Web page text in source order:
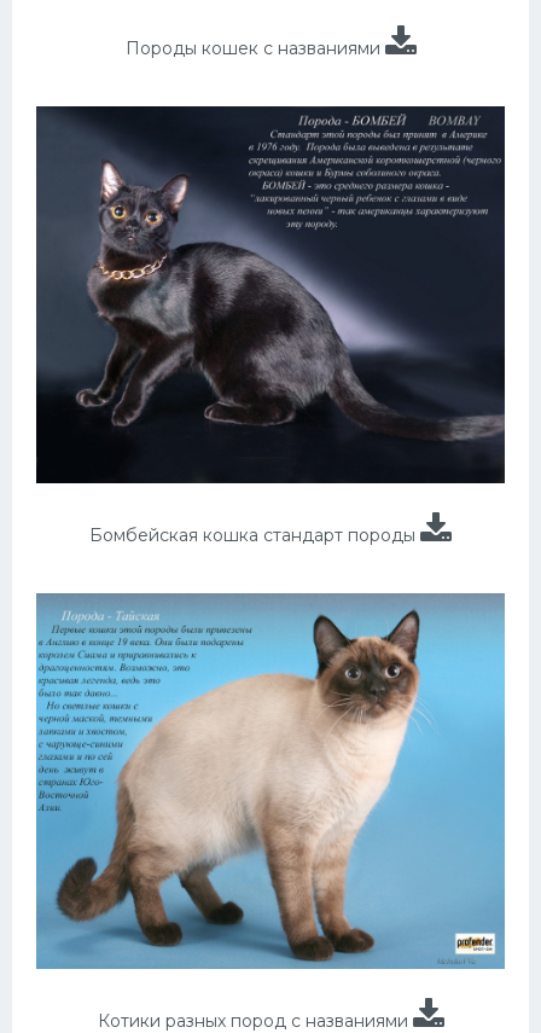
Породы кошек с названиями
Бомбейская кошка стандарт породы
Котики разных пород с названиями